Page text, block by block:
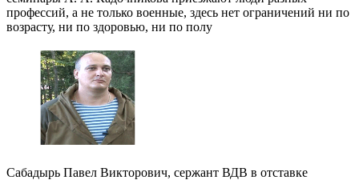
профессий, а не только военные, здесь нет ограничений ни по
возрасту, ни по здоровью, ни по полу
Сабадырь Павел Викторович, сержант ВДВ в отставке